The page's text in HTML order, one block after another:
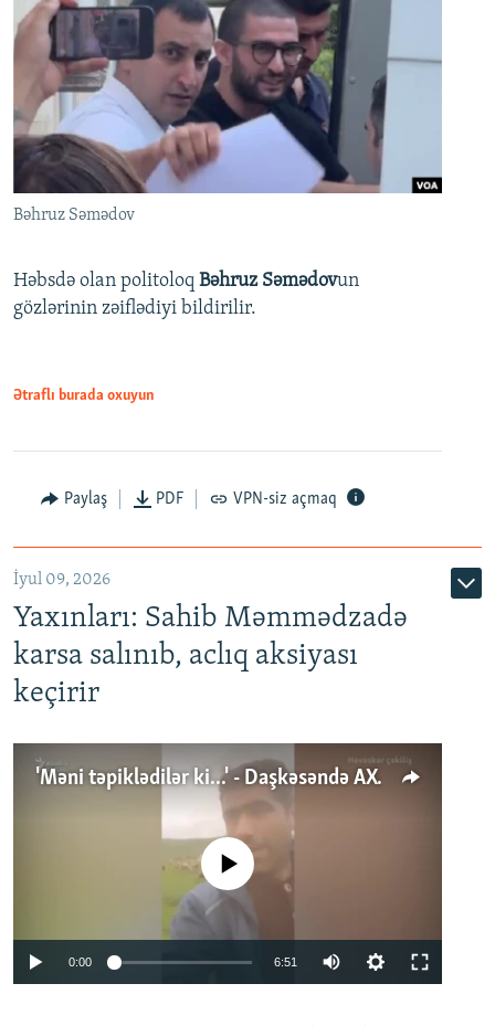
Bəhruz Səmədov
Həbsdə olan politoloq Bəhruz Səmədovun
gözlərinin zəiflədiyi bildirilir.
Ətraflı burada oxuyun
Paylaş PDF VPN-siz açmaq
İyul 09, 2026
Yaxınları: Sahib Məmmədzadə
karsa salınıb, aclıq aksiyası
keçirir
'Məni təpiklədilər ki...' - Daşkəsəndə AXCP fəalının yaxınları onun həbsinə etiraz edirlər
No media source currently available
0:00 6:51